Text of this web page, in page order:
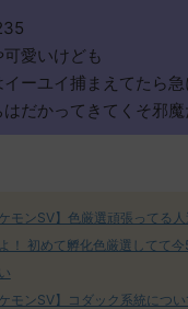
可愛いけども
イーユイ捕まえてたら
はだかってきてくそ邪魔
ケモンSV】色厳選頑張ってる
！ 初めて孵化色厳選してて
ケモンSV】コダック系統につ